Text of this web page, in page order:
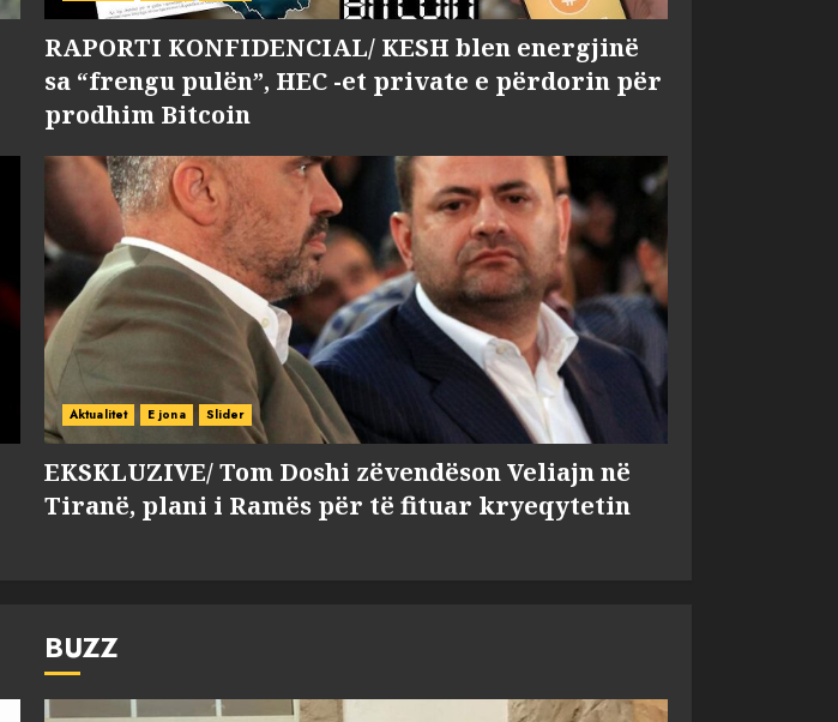
RAPORTI KONFIDENCIAL/ KESH blen energjinë
sa “frengu pulën”, HEC -et private e përdorin për
prodhim Bitcoin
Aktualitet E jona Slider
EKSKLUZIVE/ Tom Doshi zëvendëson Veliajn në
Tiranë, plani i Ramës për të fituar kryeqytetin
BUZZ